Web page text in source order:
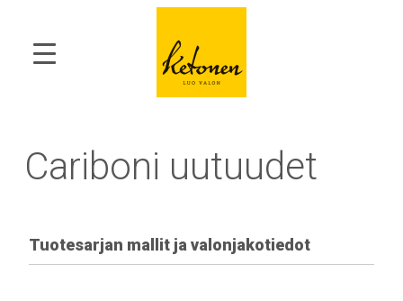
Cariboni uutuudet
Tuotesarjan mallit ja valonjakotiedot